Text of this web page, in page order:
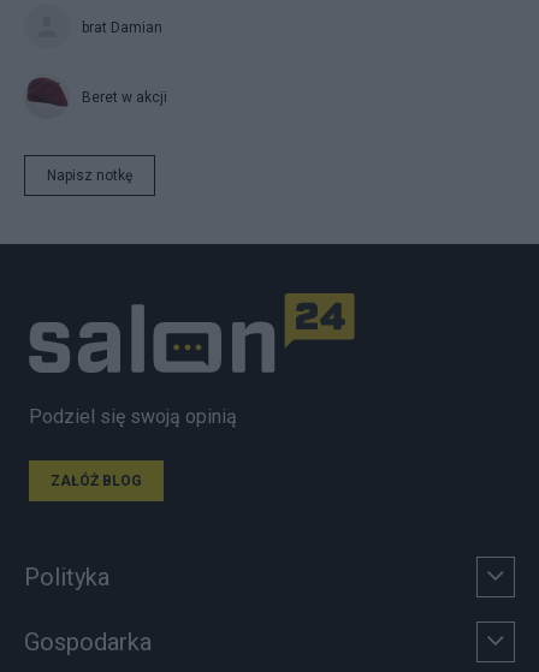
brat Damian
Beret w akcji
Napisz notkę
Podziel się swoją opinią
ZAŁÓŻ BLOG
Polityka
Gospodarka